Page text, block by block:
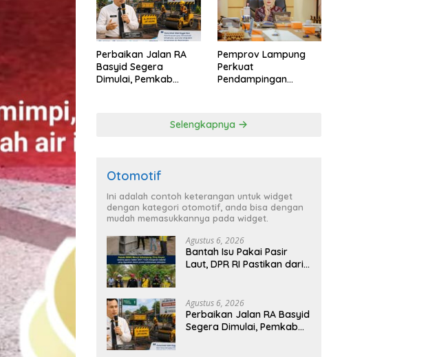
Perbaikan Jalan RA
Basyid Segera
Dimulai, Pemkab
Pemprov Lampung
Perkuat
Pendampingan
Selengkapnya
Otomotif
Ini adalah contoh keterangan untuk widget
dengan kategori otomotif, anda bisa dengan
mudah memasukkannya pada widget.
Agustus 6, 2026
Bantah Isu Pakai Pasir
Laut, DPR RI Pastikan dari
Sejati Sudah Sesuai
Spesifikasi
Agustus 6, 2026
Perbaikan Jalan RA Basyid
Segera Dimulai, Pemkab